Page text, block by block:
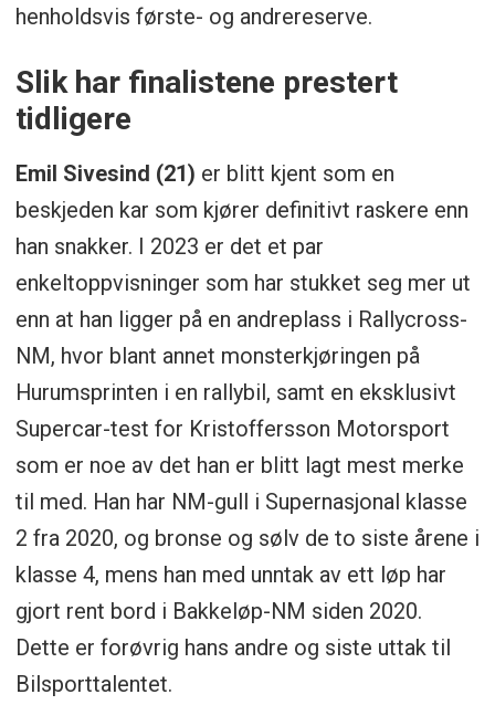
henholdsvis første- og andrereserve.
Slik har finalistene prestert
tidligere
Emil Sivesind (21) er blitt kjent som en
beskjeden kar som kjører definitivt raskere enn
han snakker. I 2023 er det et par
enkeltoppvisninger som har stukket seg mer ut
enn at han ligger på en andreplass i Rallycross-
NM, hvor blant annet monsterkjøringen på
Hurumsprinten i en rallybil, samt en eksklusivt
Supercar-test for Kristoffersson Motorsport
som er noe av det han er blitt lagt mest merke
til med. Han har NM-gull i Supernasjonal klasse
2 fra 2020, og bronse og sølv de to siste årene i
klasse 4, mens han med unntak av ett løp har
gjort rent bord i Bakkeløp-NM siden 2020.
Dette er forøvrig hans andre og siste uttak til
Bilsporttalentet.